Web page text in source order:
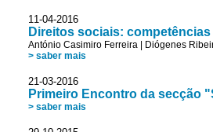
11-04-2016
Direitos sociais:
António Casimiro Ferreira Diógenes
> saber mais
21-03-2016
Primeiro Encontro da secção
> saber mais